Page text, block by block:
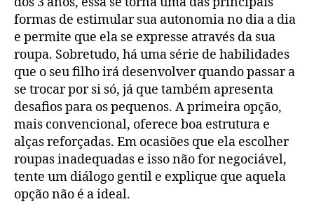
formas de estimular sua autonomia no dia a dia
e permite que ela se expresse através da sua
roupa. Sobretudo, há uma série de habilidades
que o seu filho irá desenvolver quando passar a
se trocar por si só, já que também apresenta
desafios para os pequenos. A primeira opção,
mais convencional, oferece boa estrutura e
alças reforçadas. Em ocasiões que ela escolher
roupas inadequadas e isso não for negociável,
tente um diálogo gentil e explique que aquela
opção não é a ideal.